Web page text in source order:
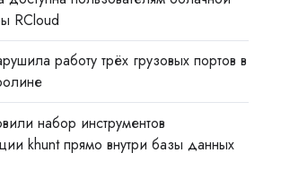
RCloud
работу трёх грузовых портов в
набор инструментов
khunt прямо внутри базы данных